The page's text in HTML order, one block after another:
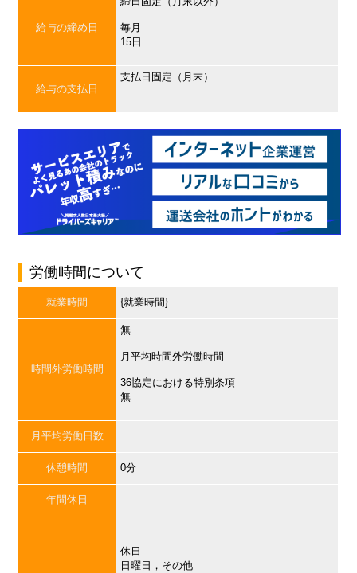
給与の締め日
毎月
15日
給与の支払日
支払日固定（月末）
労働時間について
就業時間 {就業時間}
時間外労働時間
無
月平均時間外労働時間
36協定における特別条項
無
月平均労働日数
休憩時間 0分
年間休日
休日
日曜日，その他